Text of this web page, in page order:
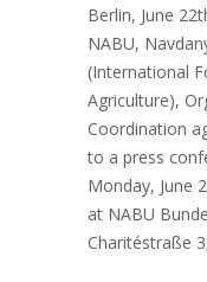
Berlin, June
NABU,
(International
Agriculture),
Coordination
to a press
Monday, June
at NABU
Charitéstraße